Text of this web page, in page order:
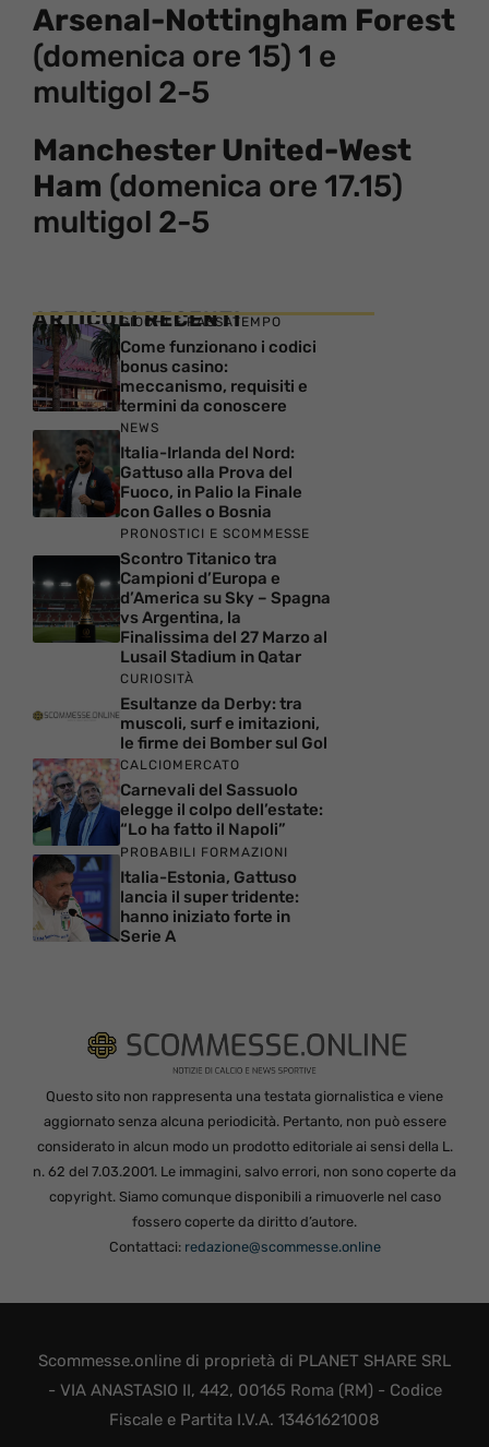
Arsenal-Nottingham Forest
(domenica ore 15) 1 e
multigol 2-5
Manchester United-West
Ham (domenica ore 17.15)
multigol 2-5
ARTICOLI RECENTI
GIOCHI E PASSATEMPO
Come funzionano i codici
bonus casino:
meccanismo, requisiti e
termini da conoscere
NEWS
Italia-Irlanda del Nord:
Gattuso alla Prova del
Fuoco, in Palio la Finale
con Galles o Bosnia
PRONOSTICI E SCOMMESSE
Scontro Titanico tra
Campioni d’Europa e
d’America su Sky – Spagna
vs Argentina, la
Finalissima del 27 Marzo al
Lusail Stadium in Qatar
CURIOSITÀ
Esultanze da Derby: tra
muscoli, surf e imitazioni,
le firme dei Bomber sul Gol
CALCIOMERCATO
Carnevali del Sassuolo
elegge il colpo dell’estate:
“Lo ha fatto il Napoli”
PROBABILI FORMAZIONI
Italia-Estonia, Gattuso
lancia il super tridente:
hanno iniziato forte in
Serie A
Questo sito non rappresenta una testata giornalistica e viene
aggiornato senza alcuna periodicità. Pertanto, non può essere
considerato in alcun modo un prodotto editoriale ai sensi della L.
n. 62 del 7.03.2001. Le immagini, salvo errori, non sono coperte da
copyright. Siamo comunque disponibili a rimuoverle nel caso
fossero coperte da diritto d’autore.
Contattaci: redazione@scommesse.online
Scommesse.online di proprietà di PLANET SHARE SRL
- VIA ANASTASIO II, 442, 00165 Roma (RM) - Codice
Fiscale e Partita I.V.A. 13461621008